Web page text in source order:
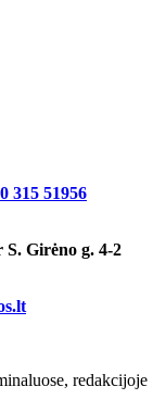
0 315 51956
S. Girėno g. 4-2
redakcijoje